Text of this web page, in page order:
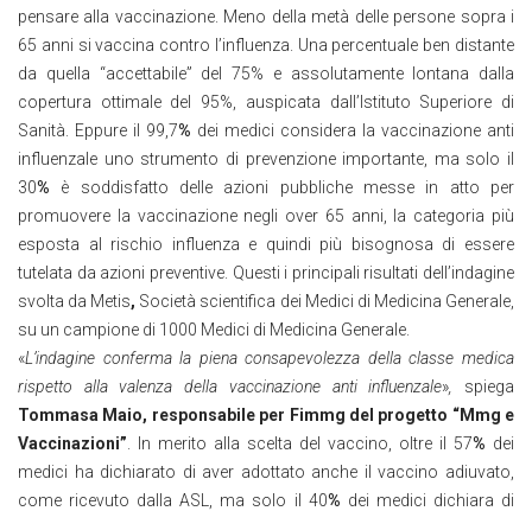
pensare alla vaccinazione. Meno della metà delle persone sopra i
65 anni si vaccina contro l’influenza. Una percentuale ben distante
da quella “accettabile” del 75% e assolutamente lontana dalla
copertura ottimale del 95%, auspicata dall’Istituto Superiore di
Sanità. Eppure il 99,7% dei medici considera la vaccinazione anti
influenzale uno strumento di prevenzione importante, ma solo il
30% è soddisfatto delle azioni pubbliche messe in atto per
promuovere la vaccinazione negli over 65 anni, la categoria più
esposta al rischio influenza e quindi più bisognosa di essere
tutelata da azioni preventive. Questi i principali risultati dell’indagine
svolta da Metis, Società scientifica dei Medici di Medicina Generale,
su un campione di 1000 Medici di Medicina Generale.
«L’indagine conferma la piena consapevolezza della classe medica
rispetto alla valenza della vaccinazione anti influenzale»
spiega
Tommasa Maio, responsabile per Fimmg del progetto “Mmg e
Vaccinazioni” . In merito alla scelta del vaccino, oltre il 57% dei
medici ha dichiarato di aver adottato anche il vaccino adiuvato,
come ricevuto dalla ASL, ma solo il 40% dei medici dichiara di